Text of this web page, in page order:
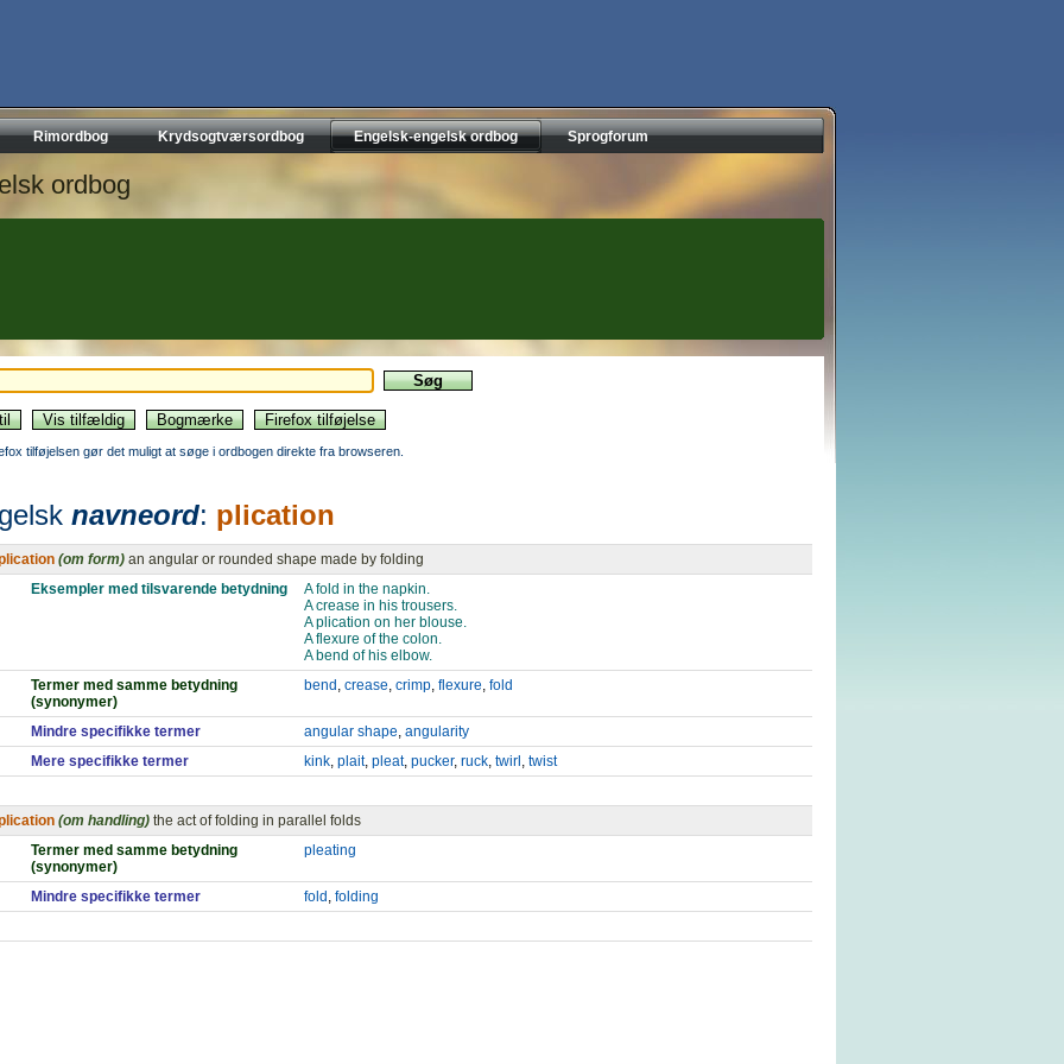
Rimordbog Krydsogtværsordbog Engelsk-engelsk ordbog Sprogforum
ordbog
tilføjelsen gør det muligt at søge i ordbogen direkte fra browseren.
navneord: plication
(om form) an angular or rounded shape made by folding
Eksempler med tilsvarende betydning
A fold in the napkin.
A crease in his trousers.
A plication on her blouse.
A flexure of the colon.
A bend of his elbow.
Termer med samme betydning
(synonymer)
bend , crease, crimp, flexure, fold
Mindre specifikke termer angular shape, angularity
Mere specifikke termer
kink, plait, pleat, pucker, ruck, twirl , twist
(om handling) the act of folding in parallel folds
Termer med samme betydning
(synonymer)
pleating
Mindre specifikke termer fold , folding